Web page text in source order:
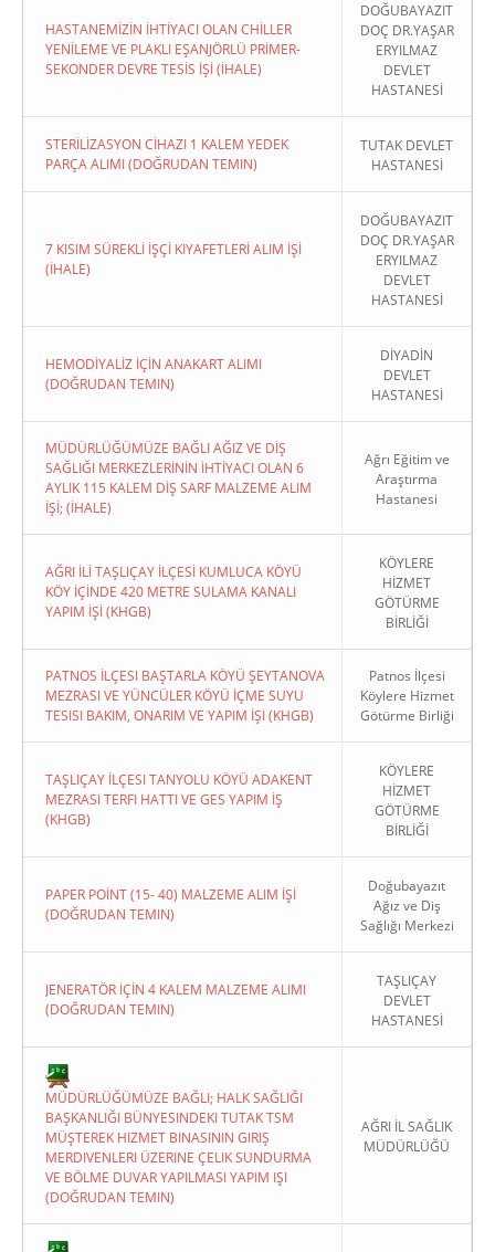
HASTANEMİZİN İHTİYACI OLAN CHİLLER
YENİLEME VE PLAKLI EŞANJÖRLÜ PRİMER-
SEKONDER DEVRE TESİS İŞİ (İHALE)
DOĞUBAYAZIT
DOÇ DR.YAŞAR
ERYILMAZ
DEVLET
HASTANESİ
STERİLİZASYON CİHAZI 1 KALEM YEDEK
PARÇA ALIMI (DOĞRUDAN TEMIN)
TUTAK DEVLET
HASTANESİ
7 KISIM SÜREKLİ İŞÇİ KIYAFETLERİ ALIM İŞİ
(İHALE)
DOĞUBAYAZIT
DOÇ DR.YAŞAR
ERYILMAZ
DEVLET
HASTANESİ
HEMODİYALİZ İÇİN ANAKART ALIMI
(DOĞRUDAN TEMIN)
DİYADİN
DEVLET
HASTANESİ
MÜDÜRLÜĞÜMÜZE BAĞLI AĞIZ VE DİŞ
SAĞLIĞI MERKEZLERİNİN İHTİYACI OLAN 6
AYLIK 115 KALEM DİŞ SARF MALZEME ALIM
İŞİ; (İHALE)
Ağrı Eğitim ve
Araştırma
Hastanesi
AĞRI İLİ TAŞLIÇAY İLÇESİ KUMLUCA KÖYÜ
KÖY İÇİNDE 420 METRE SULAMA KANALI
YAPIM İŞİ (KHGB)
KÖYLERE
HİZMET
GÖTÜRME
BİRLİĞİ
PATNOS İLÇESI BAŞTARLA KÖYÜ ŞEYTANOVA
MEZRASI VE YÜNCÜLER KÖYÜ İÇME SUYU
TESISI BAKIM, ONARIM VE YAPIM İŞI (KHGB)
Patnos İlçesi
Köylere Hizmet
Götürme Birliği
TAŞLIÇAY İLÇESI TANYOLU KÖYÜ ADAKENT
MEZRASI TERFI HATTI VE GES YAPIM İŞ
(KHGB)
KÖYLERE
HİZMET
GÖTÜRME
BİRLİĞİ
PAPER POİNT (15- 40) MALZEME ALIM İŞİ
(DOĞRUDAN TEMIN)
Doğubayazıt
Ağız ve Diş
Sağlığı Merkezi
JENERATÖR İÇİN 4 KALEM MALZEME ALIMI
(DOĞRUDAN TEMIN)
TAŞLIÇAY
DEVLET
HASTANESİ
MÜDÜRLÜĞÜMÜZE BAĞLI; HALK SAĞLIĞI
BAŞKANLIĞI BÜNYESINDEKI TUTAK TSM
MÜŞTEREK HIZMET BINASININ GIRIŞ
MERDIVENLERI ÜZERINE ÇELIK SUNDURMA
VE BÖLME DUVAR YAPILMASI YAPIM IŞI
(DOĞRUDAN TEMIN)
AĞRI İL SAĞLIK
MÜDÜRLÜĞÜ